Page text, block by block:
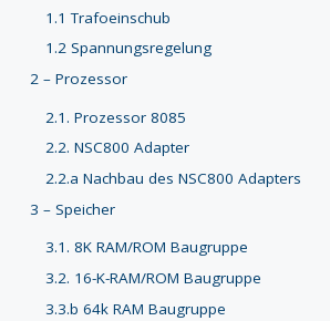
1.1 Trafoeinschub
1.2 Spannungsregelung
2 – Prozessor
2.1. Prozessor 8085
2.2. NSC800 Adapter
2.2.a Nachbau des NSC800 Adapters
3 – Speicher
3.1. 8K RAM/ROM Baugruppe
3.2. 16-K-RAM/ROM Baugruppe
3.3.b 64k RAM Baugruppe